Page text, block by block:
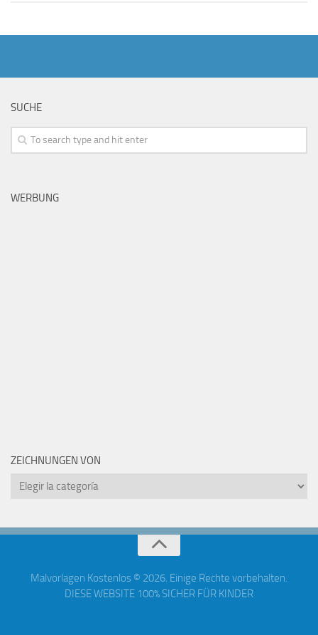
SUCHE
WERBUNG
ZEICHNUNGEN VON
Zeichnungen
Malvorlagen Kostenlos © 2026. Einige Rechte vorbehalten.
DIESE WEBSITE 100% SICHER FÜR KINDER